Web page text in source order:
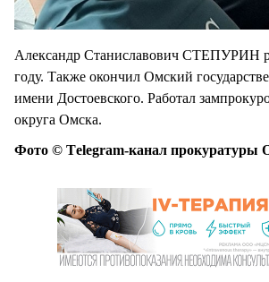
Александр Станиславович СТЕПУРИН
году. Также окончил Омский
имени Достоевского. Работал
округа Омска.
Фото © Тelegram-канал прокуратуры